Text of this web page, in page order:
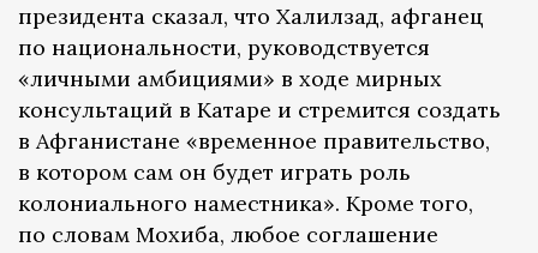
президента сказал, что Халилзад, афганец
по национальности, руководствуется
«личными амбициями» в ходе мирных
консультаций в Катаре и стремится создать
в Афганистане «временное правительство,
в котором сам он будет играть роль
колониального наместника». Кроме того,
по словам Мохиба, любое соглашение